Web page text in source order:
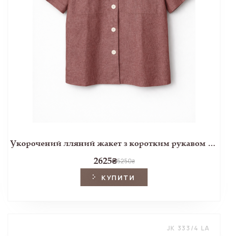
Укорочений лляний жакет з коротким рукавом бордового меланжевого кольору
2625₴5250₴
КУПИТИ
JK 333/4 LA